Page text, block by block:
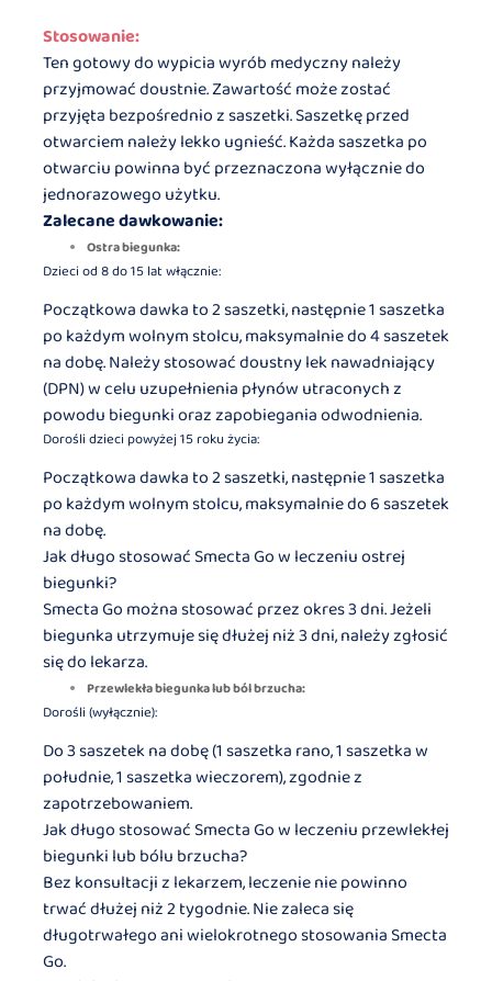
Stosowanie:
Ten gotowy do wypicia wyrób medyczny należy
przyjmować doustnie. Zawartość może zostać
przyjęta bezpośrednio z saszetki. Saszetkę przed
otwarciem należy lekko ugnieść. Każda saszetka po
otwarciu powinna być przeznaczona wyłącznie do
jednorazowego użytku.
Zalecane dawkowanie:
Ostra biegunka:
Dzieci od 8 do 15 lat włącznie:
Początkowa dawka to 2 saszetki, następnie 1 saszetka
po każdym wolnym stolcu, maksymalnie do 4 saszetek
na dobę. Należy stosować doustny lek nawadniający
(DPN) w celu uzupełnienia płynów utraconych z
powodu biegunki oraz zapobiegania odwodnienia.
Dorośli dzieci powyżej 15 roku życia:
Początkowa dawka to 2 saszetki, następnie 1 saszetka
po każdym wolnym stolcu, maksymalnie do 6 saszetek
na dobę.
Jak długo stosować Smecta Go w leczeniu ostrej
biegunki?
Smecta Go można stosować przez okres 3 dni. Jeżeli
biegunka utrzymuje się dłużej niż 3 dni, należy zgłosić
się do lekarza.
Przewlekła biegunka lub ból brzucha:
Dorośli (wyłącznie):
Do 3 saszetek na dobę (1 saszetka rano, 1 saszetka w
południe, 1 saszetka wieczorem), zgodnie z
zapotrzebowaniem.
Jak długo stosować Smecta Go w leczeniu przewlekłej
biegunki lub bólu brzucha?
Bez konsultacji z lekarzem, leczenie nie powinno
trwać dłużej niż 2 tygodnie. Nie zaleca się
długotrwałego ani wielokrotnego stosowania Smecta
Go.